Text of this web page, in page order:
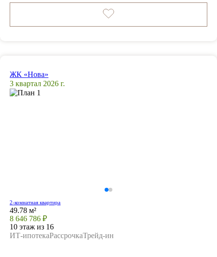
ЖК «Нова»
3 квартал 2026 г.
2-комнатная квартира
49.78 м²
8 646 786 ₽
10 этаж из 16
ИТ-ипотекаРассрочкаТрейд-ин